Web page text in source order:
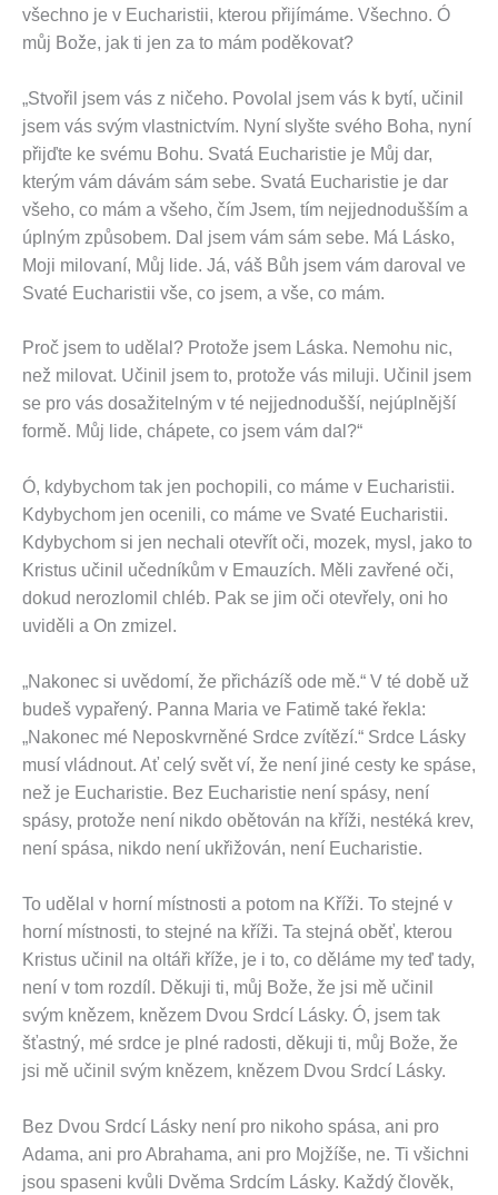
všechno je v Eucharistii, kterou přijímáme. Všechno. Ó
můj Bože, jak ti jen za to mám poděkovat?
„Stvořil jsem vás z ničeho. Povolal jsem vás k bytí, učinil
jsem vás svým vlastnictvím. Nyní slyšte svého Boha, nyní
přijďte ke svému Bohu. Svatá Eucharistie je Můj dar,
kterým vám dávám sám sebe. Svatá Eucharistie je dar
všeho, co mám a všeho, čím Jsem, tím nejjednodušším a
úplným způsobem. Dal jsem vám sám sebe. Má Lásko,
Moji milovaní, Můj lide. Já, váš Bůh jsem vám daroval ve
Svaté Eucharistii vše, co jsem, a vše, co mám.
Proč jsem to udělal? Protože jsem Láska. Nemohu nic,
než milovat. Učinil jsem to, protože vás miluji. Učinil jsem
se pro vás dosažitelným v té nejjednodušší, nejúplnější
formě. Můj lide, chápete, co jsem vám dal?“
Ó, kdybychom tak jen pochopili, co máme v Eucharistii.
Kdybychom jen ocenili, co máme ve Svaté Eucharistii.
Kdybychom si jen nechali otevřít oči, mozek, mysl, jako to
Kristus učinil učedníkům v Emauzích. Měli zavřené oči,
dokud nerozlomil chléb. Pak se jim oči otevřely, oni ho
uviděli a On zmizel.
„Nakonec si uvědomí, že přicházíš ode mě.“ V té době už
budeš vypařený. Panna Maria ve Fatimě také řekla:
„Nakonec mé Neposkvrněné Srdce zvítězí.“ Srdce Lásky
musí vládnout. Ať celý svět ví, že není jiné cesty ke spáse,
než je Eucharistie. Bez Eucharistie není spásy, není
spásy, protože není nikdo obětován na kříži, nestéká krev,
není spása, nikdo není ukřižován, není Eucharistie.
To udělal v horní místnosti a potom na Kříži. To stejné v
horní místnosti, to stejné na kříži. Ta stejná oběť, kterou
Kristus učinil na oltáři kříže, je i to, co děláme my teď tady,
není v tom rozdíl. Děkuji ti, můj Bože, že jsi mě učinil
svým knězem, knězem Dvou Srdcí Lásky. Ó, jsem tak
šťastný, mé srdce je plné radosti, děkuji ti, můj Bože, že
jsi mě učinil svým knězem, knězem Dvou Srdcí Lásky.
Bez Dvou Srdcí Lásky není pro nikoho spása, ani pro
Adama, ani pro Abrahama, ani pro Mojžíše, ne. Ti všichni
jsou spaseni kvůli Dvěma Srdcím Lásky. Každý člověk,